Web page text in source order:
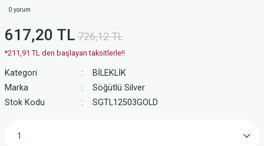
0 yorum
617,20 TL 726,12 TL
*211,91 TL den başlayan taksitlerle!!
Kategori
BİLEKLİK
Marka
Söğütlü Silver
Stok Kodu
SGTL12503GOLD